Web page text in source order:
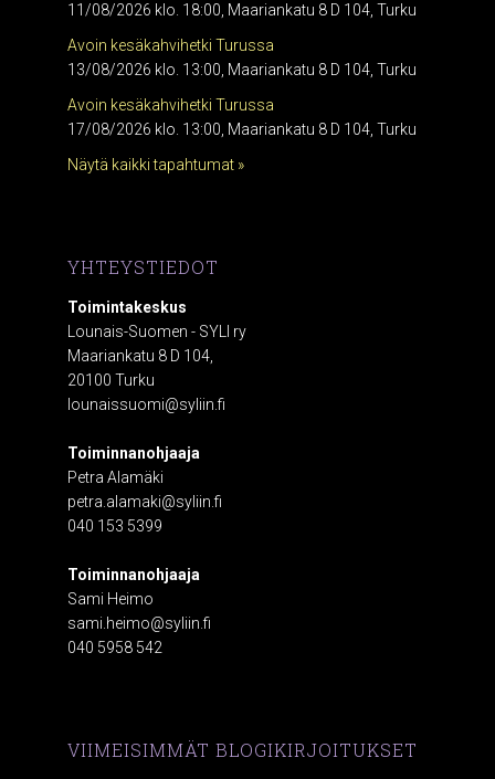
11/08/2026 klo. 18:00, Maariankatu 8 D 104, Turku
Avoin kesäkahvihetki Turussa
13/08/2026 klo. 13:00, Maariankatu 8 D 104, Turku
Avoin kesäkahvihetki Turussa
17/08/2026 klo. 13:00, Maariankatu 8 D 104, Turku
Näytä kaikki tapahtumat »
YHTEYSTIEDOT
Toimintakeskus
Lounais-Suomen - SYLI ry
Maariankatu 8 D 104,
20100 Turku
lounaissuomi@syliin.fi
Toiminnanohjaaja
Petra Alamäki
petra.alamaki@syliin.fi
040 153 5399
Toiminnanohjaaja
Sami Heimo
sami.heimo@syliin.fi
040 5958 542
VIIMEISIMMÄT BLOGIKIRJOITUKSET